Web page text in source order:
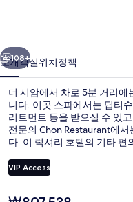
러
리
다음
108+
소개객실위치정책
더 시암에서 차로 5분 거리에
니다. 이곳 스파에서는 딥티
리트먼트 등을 받으실 수 있
전문의 Chon Restaurant에
다. 이 럭셔리 호텔의 기타
의 친절한 고객 서비스 및 전
어요.
VIP Access
현